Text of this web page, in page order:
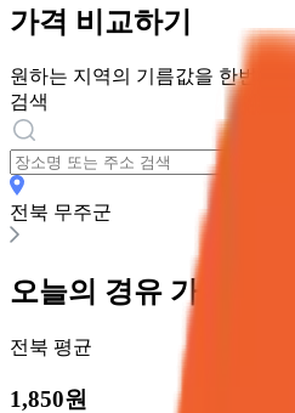
가격 비교하기
원하는 지역의 기름값을 한번에
검색
전북 무주군
오늘의 경유 가격
전북 평균
1,850원